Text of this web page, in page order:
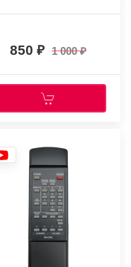
850 1 000